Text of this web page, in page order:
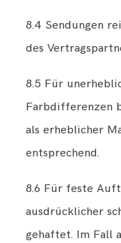
8.4 Sendungen
des
8.5 Für
Farbdifferenzen
als erheblicher
entsprechend.
8.6 Für feste
ausdrücklicher
gehaftet. Im Fall